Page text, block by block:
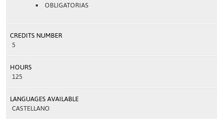
OBLIGATORIAS
CREDITS NUMBER
5
HOURS
125
LANGUAGES AVAILABLE
CASTELLANO